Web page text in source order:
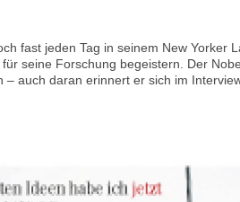
fast jeden Tag in seinem New Yorker
seine Forschung begeistern. Der
auch daran erinnert er sich im